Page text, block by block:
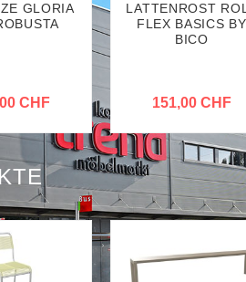
GLORIA
CHF
LATTENROST
FLEX BASICS BY
BICO
151,00 CHF